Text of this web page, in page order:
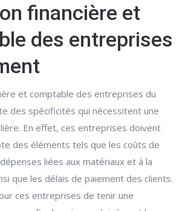
financière et
des entreprises
et comptable des entreprises du
des spécificités qui nécessitent une
En effet, ces entreprises doivent
des éléments tels que les coûts de
liées aux matériaux et à la
que les délais de paiement des clients.
ces entreprises de tenir une